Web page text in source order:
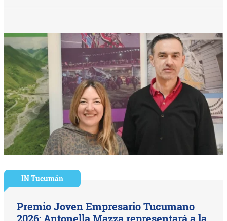
IN Tucumán
Premio Joven Empresario Tucumano